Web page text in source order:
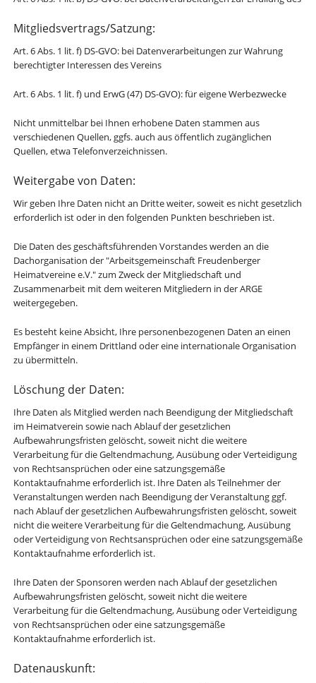
Mitgliedsvertrags/Satzung:
Art. 6 Abs. 1 lit. f) DS-GVO: bei Datenverarbeitungen zur Wahrung
berechtigter Interessen des Vereins
Art. 6 Abs. 1 lit. f) und ErwG (47) DS-GVO): für eigene Werbezwecke
Nicht unmittelbar bei Ihnen erhobene Daten stammen aus
verschiedenen Quellen, ggfs. auch aus öffentlich zugänglichen
Quellen, etwa Telefonverzeichnissen.
Weitergabe von Daten:
Wir geben Ihre Daten nicht an Dritte weiter, soweit es nicht gesetzlich
erforderlich ist oder in den folgenden Punkten beschrieben ist.
Die Daten des geschäftsführenden Vorstandes werden an die
Dachorganisation der "Arbeitsgemeinschaft Freudenberger
Heimatvereine e.V." zum Zweck der Mitgliedschaft und
Zusammenarbeit mit dem weiteren Mitgliedern in der ARGE
weitergegeben.
Es besteht keine Absicht, Ihre personenbezogenen Daten an einen
Empfänger in einem Drittland oder eine internationale Organisation
zu übermitteln.
Löschung der Daten:
Ihre Daten als Mitglied werden nach Beendigung der Mitgliedschaft
im Heimatverein sowie nach Ablauf der gesetzlichen
Aufbewahrungsfristen gelöscht, soweit nicht die weitere
Verarbeitung für die Geltendmachung, Ausübung oder Verteidigung
von Rechtsansprüchen oder eine satzungsgemäße
Kontaktaufnahme erforderlich ist. Ihre Daten als Teilnehmer der
Veranstaltungen werden nach Beendigung der Veranstaltung ggf.
nach Ablauf der gesetzlichen Aufbewahrungsfristen gelöscht, soweit
nicht die weitere Verarbeitung für die Geltendmachung, Ausübung
oder Verteidigung von Rechtsansprüchen oder eine satzungsgemäße
Kontaktaufnahme erforderlich ist.
Ihre Daten der Sponsoren werden nach Ablauf der gesetzlichen
Aufbewahrungsfristen gelöscht, soweit nicht die weitere
Verarbeitung für die Geltendmachung, Ausübung oder Verteidigung
von Rechtsansprüchen oder eine satzungsgemäße
Kontaktaufnahme erforderlich ist.
Datenauskunft: